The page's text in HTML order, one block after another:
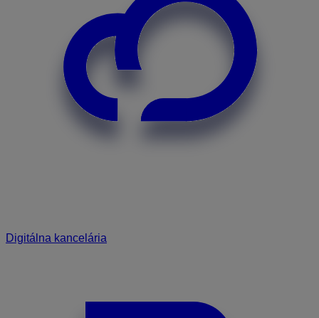
Digitálna kancelária